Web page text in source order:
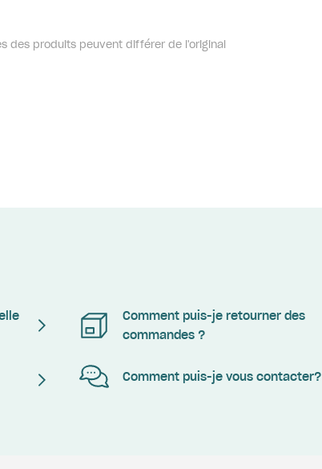
des produits peuvent différer de l'original
Comment puis-je retourner des
commandes ?
Comment puis-je vous contacter?